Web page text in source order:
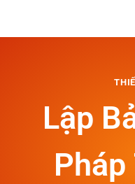
Lập